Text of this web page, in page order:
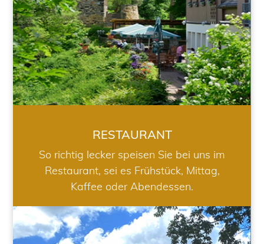
RESTAURANT
So richtig lecker speisen Sie bei uns im
Restaurant, sei es Frühstück, Mittag,
Kaffee oder Abendessen.